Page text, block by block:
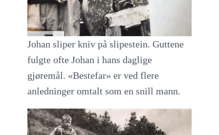
Johan sliper kniv på slipestein. Guttene
fulgte ofte Johan i hans daglige
gjøremål. «Bestefar» er ved flere
anledninger omtalt som en snill mann.